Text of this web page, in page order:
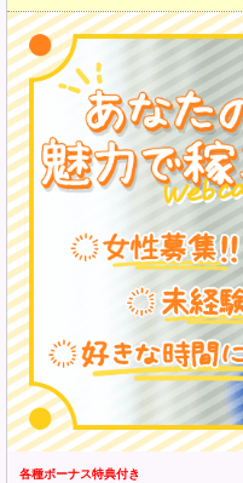
各種ボーナス特典付き